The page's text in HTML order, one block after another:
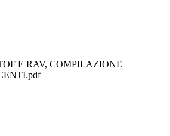
E RAV, COMPILAZIONE